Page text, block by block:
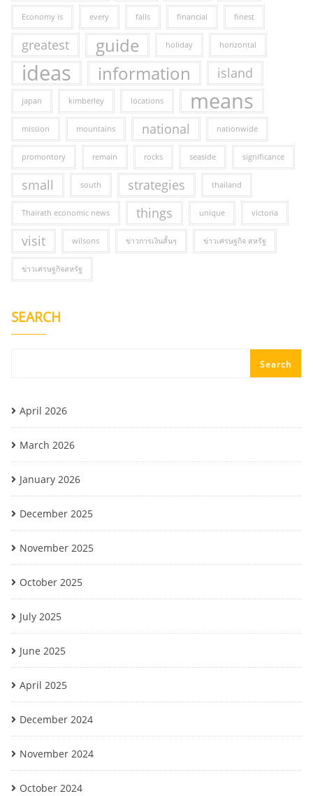
Economy is every falls financial finest
greatest guide holiday horizontal
ideas information island
japan kimberley locations means
mission mountains national nationwide
promontory remain rocks seaside significance
small south strategies thailand
Thairath economic news things unique victoria
visit wilsons ข่าวการเงินสั้นๆ ข่าวเศรษฐกิจ สหรัฐ
ข่าวเศรษฐกิจสหรัฐ
SEARCH
Search
April 2026
March 2026
January 2026
December 2025
November 2025
October 2025
July 2025
June 2025
April 2025
December 2024
November 2024
October 2024